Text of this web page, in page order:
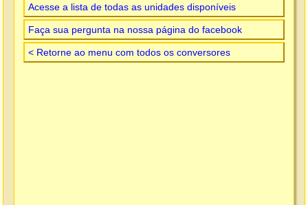
Acesse a lista de todas as unidades disponíveis
Faça sua pergunta na nossa página do facebook
< Retorne ao menu com todos os conversores